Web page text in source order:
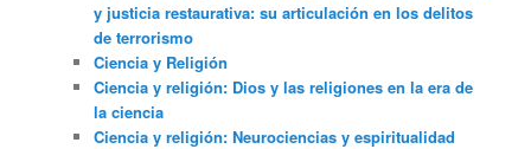
y justicia restaurativa: su articulación en los delitos
de terrorismo
Ciencia y Religión
Ciencia y religión: Dios y las religiones en la era de
la ciencia
Ciencia y religión: Neurociencias y espiritualidad